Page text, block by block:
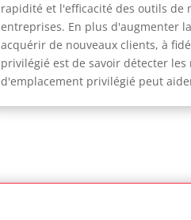
rapidité et l'efficacité des outils
entreprises. En plus d'augmenter
acquérir de nouveaux clients, à
privilégié est de savoir détecter
d'emplacement privilégié peut